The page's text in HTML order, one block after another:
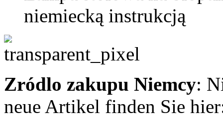
niemiecką instrukcją
Zródlo zakupu Niemcy:
neue Artikel finden Sie